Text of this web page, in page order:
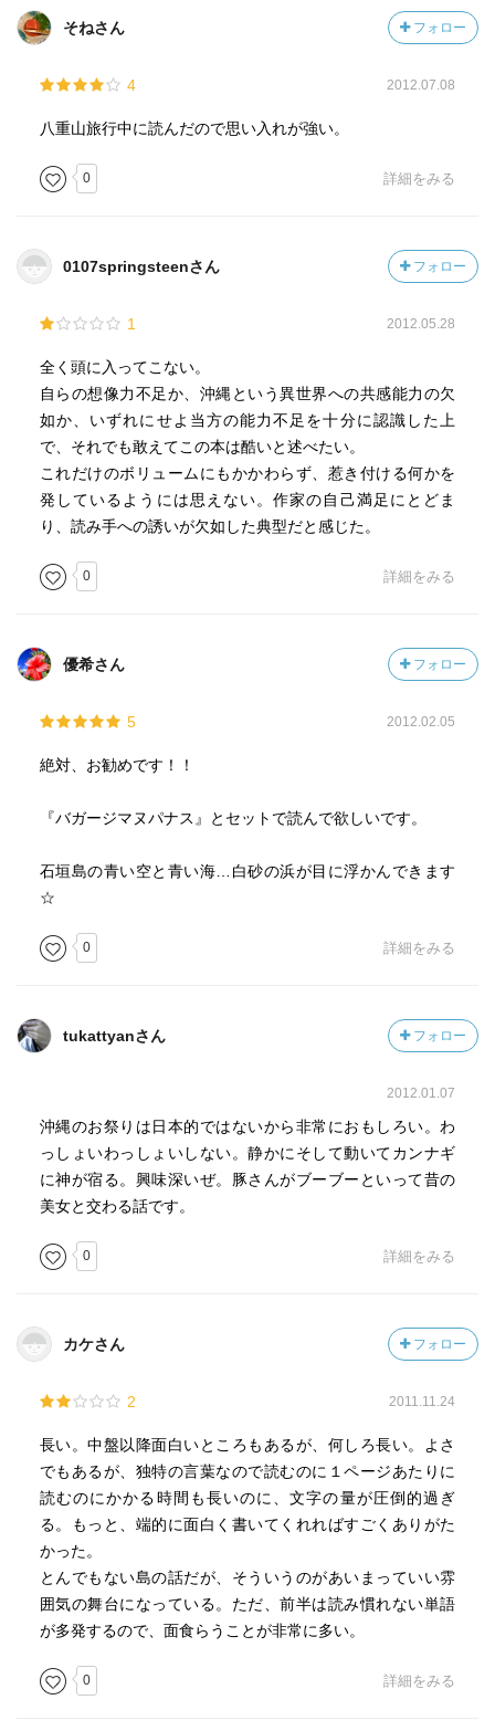
そねさん フォロー
4 2012.07.08
八重山旅行中に読んだので思い入れが強い。
0 詳細をみる
0107springsteenさん フォロー
1 2012.05.28
全く頭に入ってこない。
自らの想像力不足か、沖縄という異世界への共感能力の欠
如か、いずれにせよ当方の能力不足を十分に認識した上
で、それでも敢えてこの本は酷いと述べたい。
これだけのボリュームにもかかわらず、惹き付ける何かを
発しているようには思えない。作家の自己満足にとどま
り、読み手への誘いが欠如した典型だと感じた。
0 詳細をみる
優希さん フォロー
5 2012.02.05
絶対、お勧めです！！
『バガージマヌパナス』とセットで読んで欲しいです。
石垣島の青い空と青い海…白砂の浜が目に浮かんできます
☆
0 詳細をみる
tukattyanさん フォロー
2012.01.07
沖縄のお祭りは日本的ではないから非常におもしろい。わ
っしょいわっしょいしない。静かにそして動いてカンナギ
に神が宿る。興味深いぜ。豚さんがブーブーといって昔の
美女と交わる話です。
0 詳細をみる
カケさん フォロー
2 2011.11.24
長い。中盤以降面白いところもあるが、何しろ長い。よさ
でもあるが、独特の言葉なので読むのに１ページあたりに
読むのにかかる時間も長いのに、文字の量が圧倒的過ぎ
る。もっと、端的に面白く書いてくれればすごくありがた
かった。
とんでもない島の話だが、そういうのがあいまっていい雰
囲気の舞台になっている。ただ、前半は読み慣れない単語
が多発するので、面食らうことが非常に多い。
0 詳細をみる